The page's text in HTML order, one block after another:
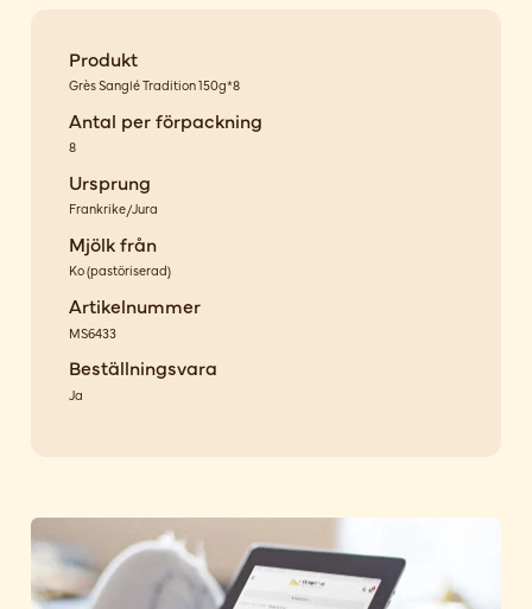
Produkt
Grès Sanglé Tradition 150g*8
Antal per förpackning
8
Ursprung
Frankrike/Jura
Mjölk från
Ko(pastöriserad)
Artikelnummer
MS6433
Beställningsvara
Ja